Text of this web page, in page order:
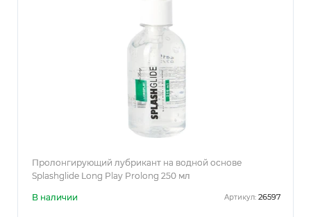
Пролонгирующий лубрикант на водной основе
Splashglide Long Play Prolong 250 мл
В наличии Артикул: 26597